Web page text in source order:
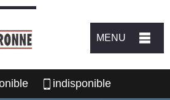
MENU
indisponible